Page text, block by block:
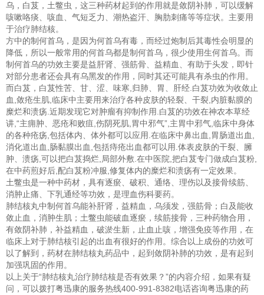
乌，白芨，土鳖虫，这三种药材起到的作用就是敛阴补肺，可以缓解
咳嗽咯痰、咳血、气短乏力、潮热盗汗、胸肋刺痛等等症状。主要用
于治疗肺结核。
方中的制何首乌，是因为何首乌有毒，而经过炮制后其毒性会明显的
降低，所以一般常用的何首乌都是制何首乌，很少使用生何首乌。而
制何首乌的功效主要是益肝肾、强筋骨、益精血、有助于头发，即针
对部分患者还会具有乌黑发的作用，同时其还可能具有杀虫的作用。
而白芨，白芨性苦、甘、涩、味寒,归肺、胃、肝经.白芨功效为收敛止
血,敛疮生肌,临床中主要用来治疗各种皮肤的轻裂、干裂,内脏黏膜的
糜烂和溃疡.近期发现它对肿瘤有抑制作用.白芨的功效在神农本草经
讲,“主痈肿、恶疮和败疽,伤阴死肌,胃中邪气”,主胃中邪气,临床中身体
的各种疮疡,包括体内、体外都可以应用.在临床中鼻出血,胃肠道出血,
消化道出血,肠黏膜出血,包括痔疮出血都可以用.体表皮肤的干裂、臃
肿、溃疡,可以把白芨捣烂,局部外敷.在中医院,把白芨专门做成白芨粉,
在中药煎好后,配白芨粉冲服,修复体内的糜烂和溃疡有一定效果。
土鳖虫是一种中药材，具有逐瘀、破积、通络、理伤以及接骨续筋、
消肿止痛、下乳通经等功效，是理血伤科要药。
肺结核丸中制何首乌能补肝肾，益精血，乌须发，强筋骨；白及能收
敛止血，消肿生肌；土鳖虫能破血逐瘀，续筋接骨，三种药物合用，
有敛阴补肺，补益精血，破淤生新，止血止咳，增强免疫等作用，在
临床上对于肺结核引起的出血有很好的作用。综合以上成份的功效可
以了解到，药材在肺结核丸药品中，起到敛阴补肺的功效，是有起到
加强巩固的作用。
以上关于“肺结核丸治疗肺结核是否有效果？”的内容介绍，如果有疑
问，可以拨打粤迅康的服务热线400-991-8382电话咨询粤迅康的药